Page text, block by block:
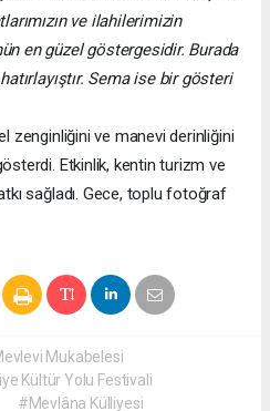
ve ilahilerimizin
en güzel göstergesidir. Burada
Sema ise bir gösteri
zenginliğini ve manevi derinliğini
Etkinlik, kentin turizm ve
sağladı. Gece, toplu fotoğraf
Mukabelesi
Kültür Yolu Festivali
#Mevlâna Külliyesi